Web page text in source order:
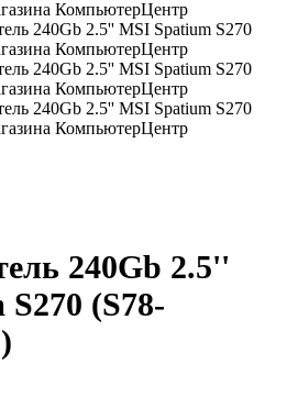
240Gb 2.5''
(S78-